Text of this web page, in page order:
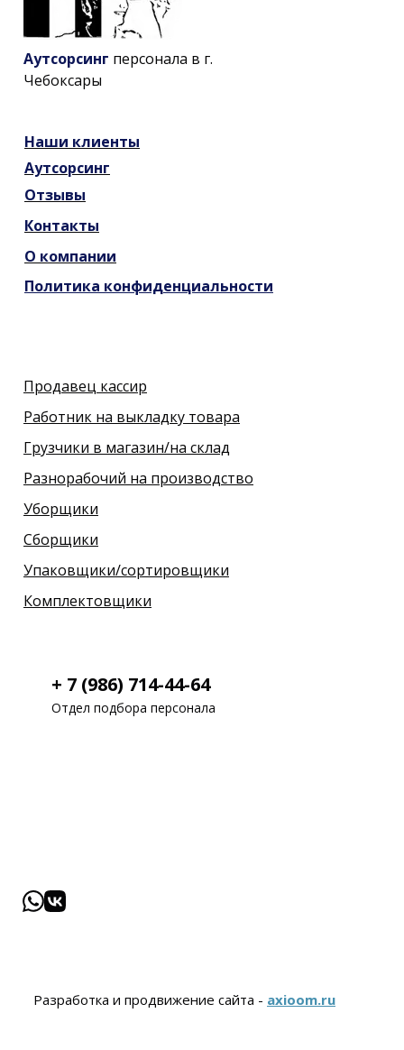
Политика конфиденциальности
Комплектовщики
Упаковщики/сортировщики
Сборщики
Уборщики
Разнорабочий на производство
Грузчики в магазин/на склад
Работник на выкладку товара
Продавец кассир
Разработка и продвижение сайта - axioom.ru
+ 7 (986) 714-44-64
Отдел подбора персонала
О компании
Контакты
Отзывы
Аутсорсинг
Наши клиенты
Аутсорсинг персонала в г.
Чебоксары